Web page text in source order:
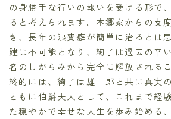
の身勝手な行いの報いを受ける形で
ると考えられます。本郷家からの支
き、長年の浪費癖が簡単に治るとは
建は不可能となり、絢子は過去の辛
名のしがらみから完全に解放される
終的には、絢子は雄一郎と共に真実
ともに伯爵夫人として、これまで経
た穏やかで幸せな人生を歩み始める